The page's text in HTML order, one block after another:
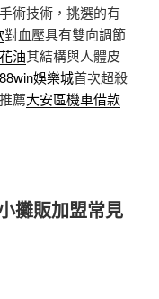
術技術，挑選的有
對血壓具有雙向調節
油其結構與人體皮
88win娛樂城首次超殺
薦大安區機車借款
攤販加盟常見